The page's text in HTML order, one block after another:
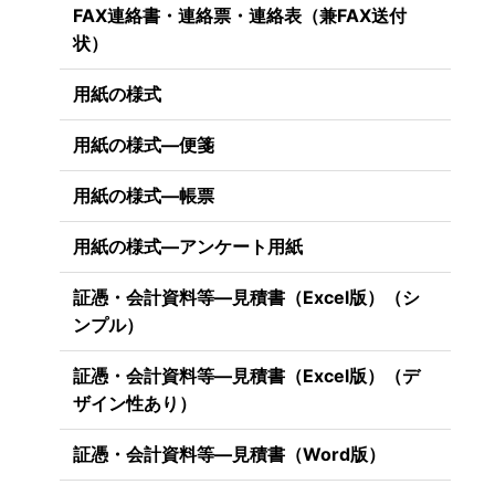
FAX連絡書・連絡票・連絡表（兼FAX送付
状）
用紙の様式
用紙の様式―便箋
用紙の様式―帳票
用紙の様式―アンケート用紙
証憑・会計資料等―見積書（Excel版）（シ
ンプル）
証憑・会計資料等―見積書（Excel版）（デ
ザイン性あり）
証憑・会計資料等―見積書（Word版）